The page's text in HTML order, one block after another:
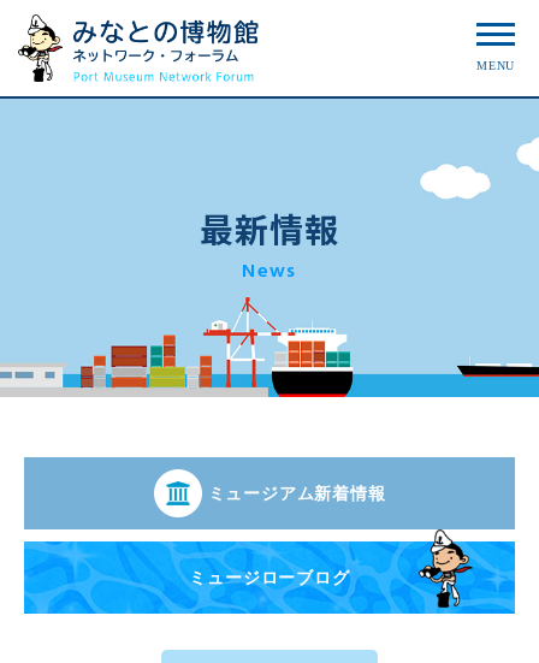
最新情報
News
ミュージアム新着情報
ミュージローブログ
MENU